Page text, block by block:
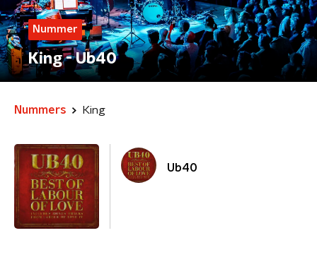
Nummer
King - Ub40
Nummers King
Ub40